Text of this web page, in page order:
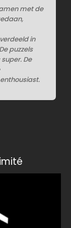
met de
in
puzzels
De